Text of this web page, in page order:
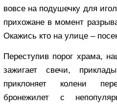
вовсе на подушечку для
прихожане в момент
Окажись кто на улице –
Переступив порог храма,
зажигает свечи,
приклоняет колени
бронежилет с